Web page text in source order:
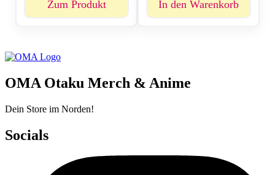
Zum Produkt In den Warenkorb
OMA Otaku Merch & Anime
Dein Store im Norden!
Socials